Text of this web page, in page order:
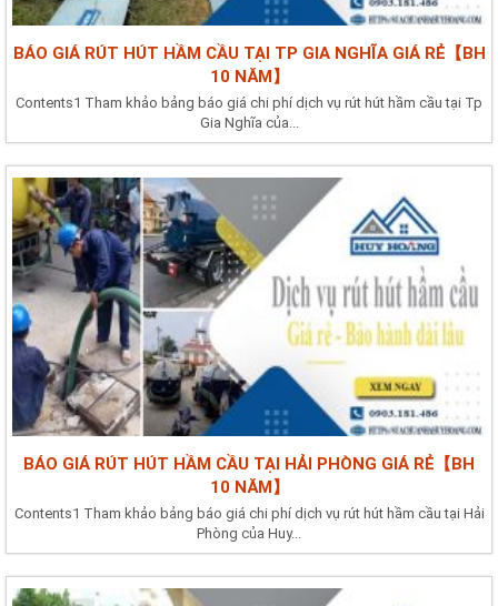
BÁO GIÁ RÚT HÚT HẦM CẦU TẠI TP GIA NGHĨA GIÁ RẺ【BH
10 NĂM】
Contents1 Tham khảo bảng báo giá chi phí dịch vụ rút hút hầm cầu tại Tp
Gia Nghĩa của...
BÁO GIÁ RÚT HÚT HẦM CẦU TẠI HẢI PHÒNG GIÁ RẺ【BH
10 NĂM】
Contents1 Tham khảo bảng báo giá chi phí dịch vụ rút hút hầm cầu tại Hải
Phòng của Huy...